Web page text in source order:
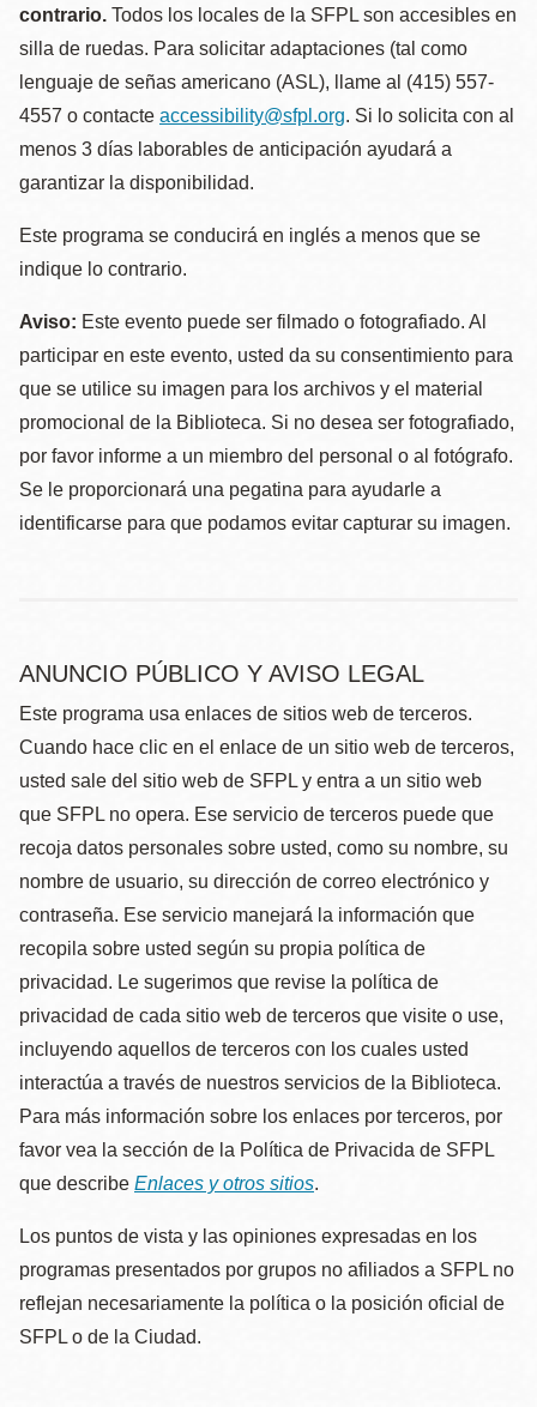
contrario. Todos los locales de la SFPL son accesibles en
silla de ruedas. Para solicitar adaptaciones (tal como
lenguaje de señas americano (ASL), llame al (415) 557-
4557 o contacte accessibility@sfpl.org. Si lo solicita con al
menos 3 días laborables de anticipación ayudará a
garantizar la disponibilidad.
Este programa se conducirá en inglés a menos que se
indique lo contrario.
Aviso: Este evento puede ser filmado o fotografiado. Al
participar en este evento, usted da su consentimiento para
que se utilice su imagen para los archivos y el material
promocional de la Biblioteca. Si no desea ser fotografiado,
por favor informe a un miembro del personal o al fotógrafo.
Se le proporcionará una pegatina para ayudarle a
identificarse para que podamos evitar capturar su imagen.
ANUNCIO PÚBLICO Y AVISO LEGAL
Este programa usa enlaces de sitios web de terceros.
Cuando hace clic en el enlace de un sitio web de terceros,
usted sale del sitio web de SFPL y entra a un sitio web
que SFPL no opera. Ese servicio de terceros puede que
recoja datos personales sobre usted, como su nombre, su
nombre de usuario, su dirección de correo electrónico y
contraseña. Ese servicio manejará la información que
recopila sobre usted según su propia política de
privacidad. Le sugerimos que revise la política de
privacidad de cada sitio web de terceros que visite o use,
incluyendo aquellos de terceros con los cuales usted
interactúa a través de nuestros servicios de la Biblioteca.
Para más información sobre los enlaces por terceros, por
favor vea la sección de la Política de Privacida de SFPL
que describe Enlaces y otros sitios.
Los puntos de vista y las opiniones expresadas en los
programas presentados por grupos no afiliados a SFPL no
reflejan necesariamente la política o la posición oficial de
SFPL o de la Ciudad.